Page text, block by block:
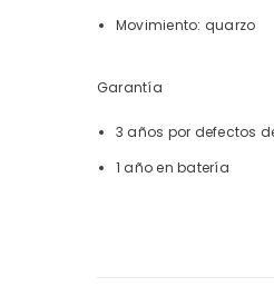
Movimiento: quarzo
Garantía
3 años por defectos
1 año en batería